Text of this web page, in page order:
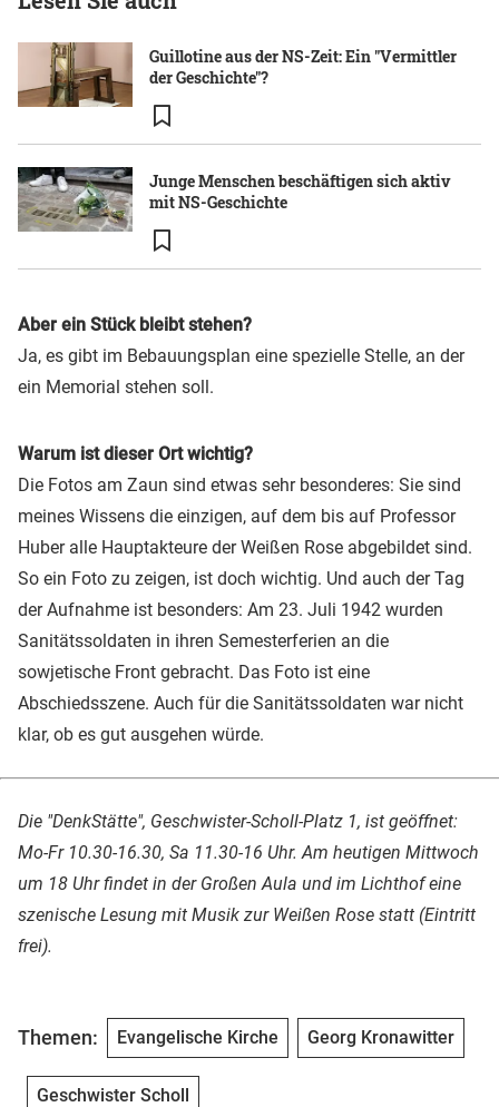
Guillotine aus der NS-Zeit: Ein "Vermittler
der Geschichte"?
Junge Menschen beschäftigen sich aktiv
mit NS-Geschichte
Aber ein Stück bleibt stehen?
Ja, es gibt im Bebauungsplan eine spezielle Stelle, an der
ein Memorial stehen soll.
Warum ist dieser Ort wichtig?
Die Fotos am Zaun sind etwas sehr besonderes: Sie sind
meines Wissens die einzigen, auf dem bis auf Professor
Huber alle Hauptakteure der Weißen Rose abgebildet sind.
So ein Foto zu zeigen, ist doch wichtig. Und auch der Tag
der Aufnahme ist besonders: Am 23. Juli 1942 wurden
Sanitätssoldaten in ihren Semesterferien an die
sowjetische Front gebracht. Das Foto ist eine
Abschiedsszene. Auch für die Sanitätssoldaten war nicht
klar, ob es gut ausgehen würde.
Die "DenkStätte", Geschwister-Scholl-Platz 1, ist geöffnet:
Mo-Fr 10.30-16.30, Sa 11.30-16 Uhr. Am heutigen Mittwoch
um 18 Uhr findet in der Großen Aula und im Lichthof eine
szenische Lesung mit Musik zur Weißen Rose statt (Eintritt
frei).
Themen: Evangelische Kirche Georg Kronawitter
Geschwister Scholl